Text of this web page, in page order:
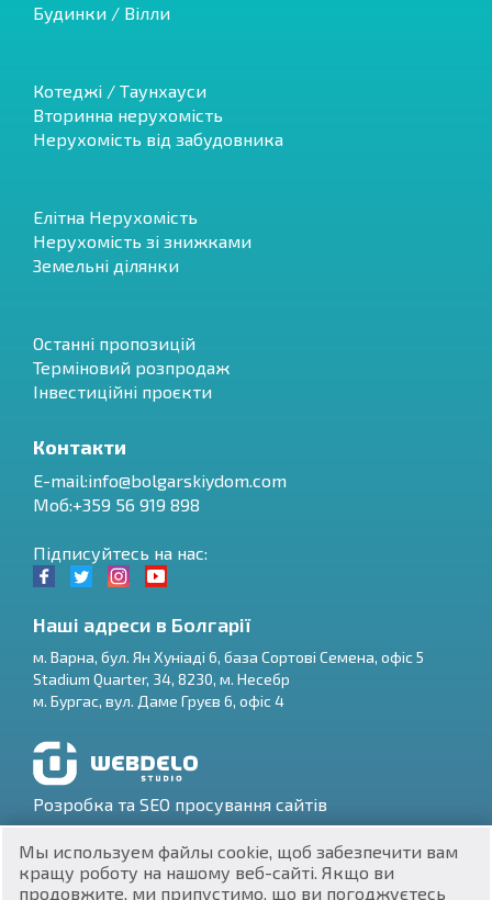
$
₽
₴
PL
Будинки / Вілли
Котеджі / Таунхауси
Вторинна нерухомість
Нерухомість від забудовника
Елітна Нерухомість
Нерухомість зі знижками
Земельні ділянки
Останні пропозицій
Терміновий розпродаж
Інвестиційні проєкти
Контакти
E-mail:info@bolgarskiydom.com
Моб:+359 56 919 898
Підписуйтесь на нас:
Наші адреси в Болгарії
м. Варна, бул. Ян Хуніаді 6, база Сортові Семена, офіс 5
Stadium Quarter, 34, 8230, м. Несебр
м. Бургас, вул. Даме Груєв 6, офіс 4
Розробка та SEO просування сайтів
Мы используем файлы cookie, щоб забезпечити вам
кращу роботу на нашому веб-сайті. Якщо ви
продовжите, ми припустимо, що ви погоджуєтесь